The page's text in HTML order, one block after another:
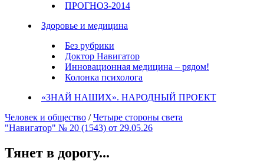
ПРОГНОЗ-2014
Здоровье и медицина
Без рубрики
Доктор Навигатор
Инновационная медицина – рядом!
Колонка психолога
«ЗНАЙ НАШИХ». НАРОДНЫЙ ПРОЕКТ
Человек и общество /Четыре стороны света
"Навигатор" № 20 (1543) от 29.05.26
Тянет в дорогу...